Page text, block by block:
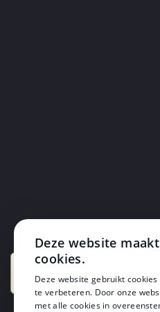
Deze website
cookies.
Deze website gebruikt
te verbeteren. Door onze
met alle cookies in